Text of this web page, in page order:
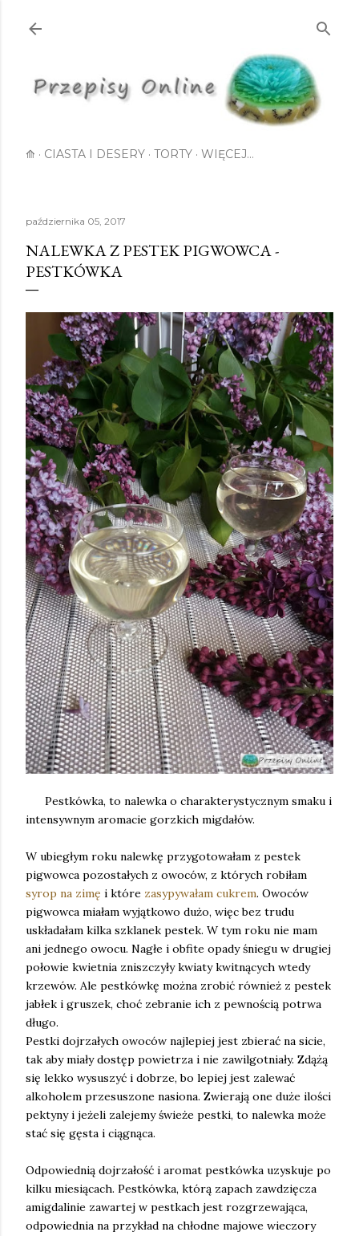
⟰ CIASTA I DESERY TORTY WIĘCEJ…
października 05, 2017
NALEWKA Z PESTEK PIGWOWCA -
PESTKÓWKA
Pestkówka, to nalewka o charakterystycznym smaku i
intensywnym aromacie gorzkich migdałów.
W ubiegłym roku nalewkę przygotowałam z pestek
pigwowca pozostałych z owoców, z których robiłam
syrop na zimę i które zasypywałam cukrem. Owoców
pigwowca miałam wyjątkowo dużo, więc bez trudu
uskładałam kilka szklanek pestek. W tym roku nie mam
ani jednego owocu. Nagłe i obfite opady śniegu w drugiej
połowie kwietnia zniszczyły kwiaty kwitnących wtedy
krzewów. Ale pestkówkę można zrobić również z pestek
jabłek i gruszek, choć zebranie ich z pewnością potrwa
długo.
Pestki dojrzałych owoców najlepiej jest zbierać na sicie,
tak aby miały dostęp powietrza i nie zawilgotniały. Zdążą
się lekko wysuszyć i dobrze, bo lepiej jest zalewać
alkoholem przesuszone nasiona. Zwierają one duże ilości
pektyny i jeżeli zalejemy świeże pestki, to nalewka może
stać się gęsta i ciągnąca.
Odpowiednią dojrzałość i aromat pestkówka uzyskuje po
kilku miesiącach. Pestkówka, którą zapach zawdzięcza
amigdalinie zawartej w pestkach jest rozgrzewająca,
odpowiednia na przykład na chłodne majowe wieczory